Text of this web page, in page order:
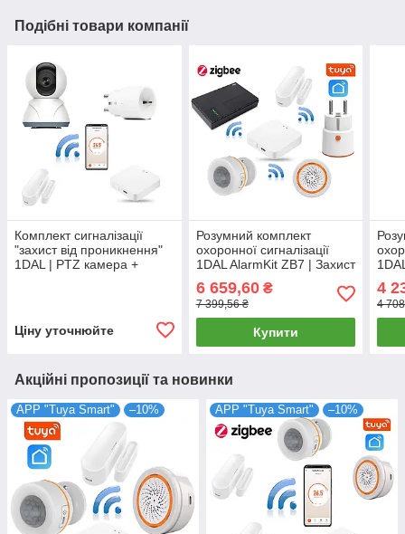
Подібні товари компанії
Комплект сигналізації
"захист від проникнення"
1DAL | PTZ камера +
Ціну уточнюйте
Розумний комплект
охоронної сигналізації
1DAL AlarmKit ZB7 | Захист
| Tuya ZigBee
6 659,60₴
7 399,56 ₴
Купити
4
4
Акційні пропозиції та новинки
APP "Tuya Smart" –10% APP "Tuya Smart" –10%